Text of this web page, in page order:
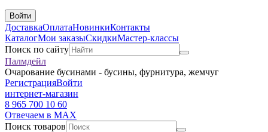
Войти
ДоставкаОплатаНовинкиКонтакты
КаталогМои заказыСкидкиМастер-классы
Поиск по сайту
Палмдейл
Очарование бусинами - бусины, фурнитура, жемчуг
РегистрацияВойти
интернет-магазин
8 965 700 10 60
Отвечаем в MAX
Поиск товаров